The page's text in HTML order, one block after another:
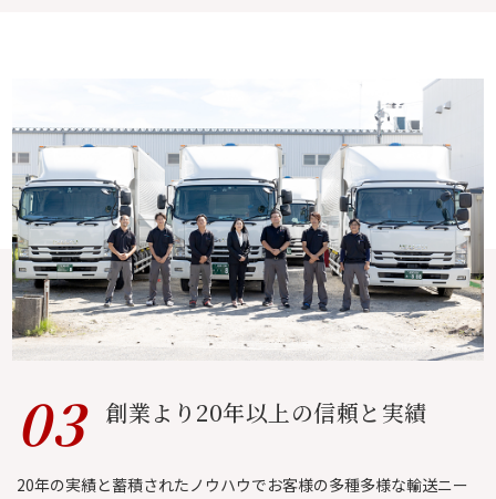
03 創業より20年以上の信頼と実績
20年の実績と蓄積されたノウハウでお客様の多種多様な輸送ニー